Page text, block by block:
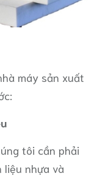
máy sản xuất
tôi cần phải
nhựa và